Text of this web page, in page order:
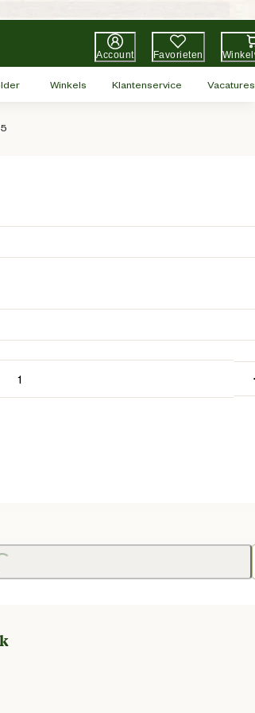
Account Favorieten
Winkels Klantenservice Vacatures